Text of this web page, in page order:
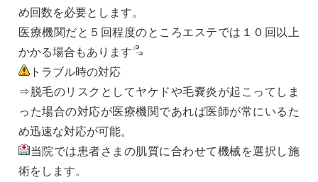
め回数を必要とします。
医療機関だと５回程度のところエステでは１０回以上
かかる場合もあります
トラブル時の対応
⇒脱毛のリスクとしてヤケドや毛嚢炎が起こってしま
った場合の対応が医療機関であれば医師が常にいるた
め迅速な対応が可能。
当院では患者さまの肌質に合わせて機械を選択し施
術をします。